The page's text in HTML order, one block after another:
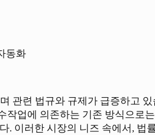
동화
관련 법규와 규제가 급증하고
업에 의존하는 기존 방식으로
. 이러한 시장의 니즈 속에서,